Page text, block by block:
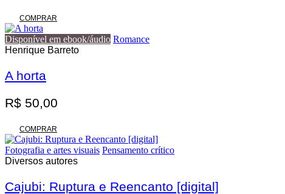
COMPRAR
Disponível em ebook/áudio Romance
Henrique Barreto
A horta
R$ 50,00
COMPRAR
Fotografia e artes visuais Pensamento crítico
Diversos autores
Cajubi: Ruptura e Reencanto [digital]